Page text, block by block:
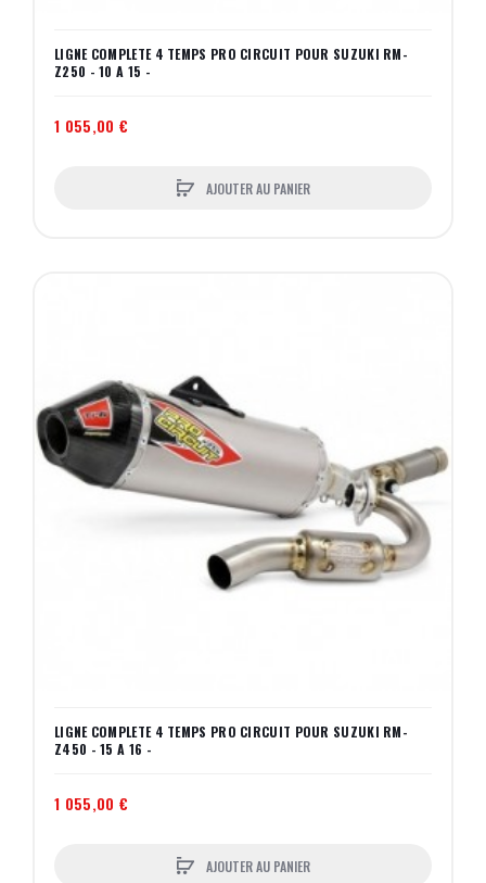
LIGNE COMPLETE 4 TEMPS PRO CIRCUIT POUR SUZUKI RM-
Z250 - 10 A 15 -
1 055,00 €
AJOUTER AU PANIER
LIGNE COMPLETE 4 TEMPS PRO CIRCUIT POUR SUZUKI RM-
Z450 - 15 A 16 -
1 055,00 €
AJOUTER AU PANIER